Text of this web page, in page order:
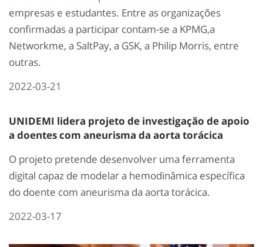
empresas e estudantes. Entre as organizações
confirmadas a participar contam-se a KPMG,a
Networkme, a SaltPay, a GSK, a Philip Morris, entre
outras.
2022-03-21
UNIDEMI lidera projeto de investigação de apoio
a doentes com aneurisma da aorta torácica
O projeto pretende desenvolver uma ferramenta
digital capaz de modelar a hemodinâmica específica
do doente com aneurisma da aorta torácica.
2022-03-17